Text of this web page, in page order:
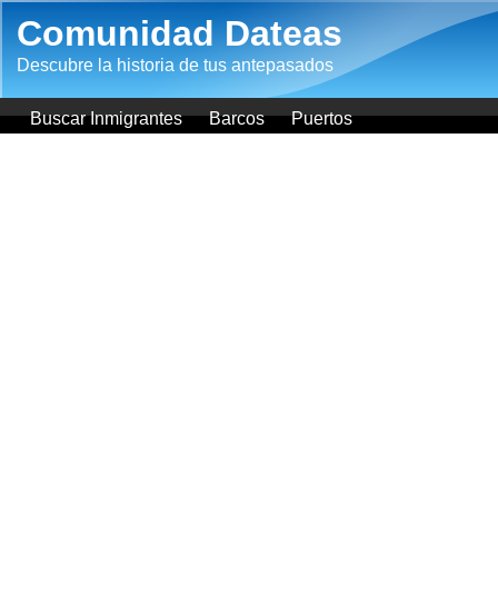
Comunidad Dateas
Descubre la historia de tus antepasados
Buscar Inmigrantes Barcos Puertos